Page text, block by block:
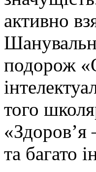
активно
подорож
того
та багато